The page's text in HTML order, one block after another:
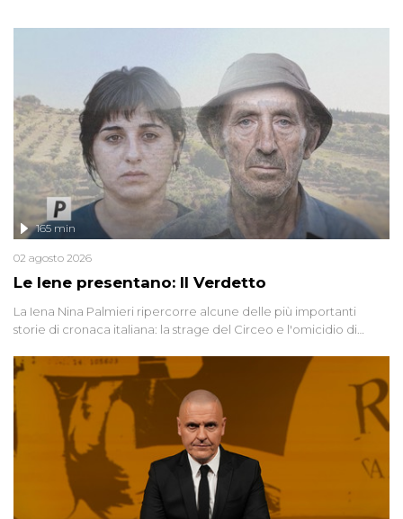
Le Iene presentano: Il Verdetto
165 min
02 agosto 2026
La Iena Nina Palmieri ripercorre alcune delle più importanti
storie di cronaca italiana: la strage del Circeo e l'omicidio di